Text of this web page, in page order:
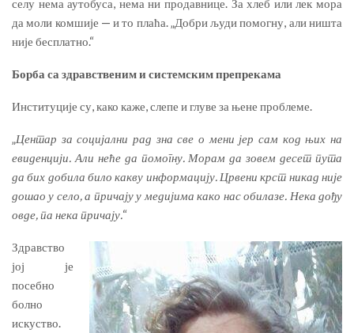
селу нема аутобуса, нема ни продавнице. За хлеб или лек мора
да моли комшије — и то плаћа. „Добри људи помогну, али ништа
није бесплатно.“
Борба са здравственим и системским препрекама
Институције су, како каже, слепе и глуве за њене проблеме.
„Центар за социјални рад зна све о мени јер сам код њих на
евиденцији. Али неће да помогну. Морам да зовем десет пута
да бих добила било какву информацију. Црвени крст никад није
дошао у село, а причају у медијима како нас обилазе. Нека дођу
овде, па нека причају.“
Здравство
јој је
посебно
болно
искуство.